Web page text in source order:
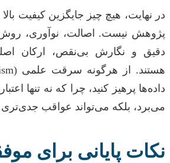
در نهایت، هیچ چیز جایگزین کیفیت
پژوهش نیست. اصالت، نوآوری،
دقیق و نگارش بی‌نقص، ارکان
داده‌ها پرهیز کنید، چرا که نه تنها
می‌برد، بلکه می‌تواند عواقب جدی‌تری
نکات پایانی برای